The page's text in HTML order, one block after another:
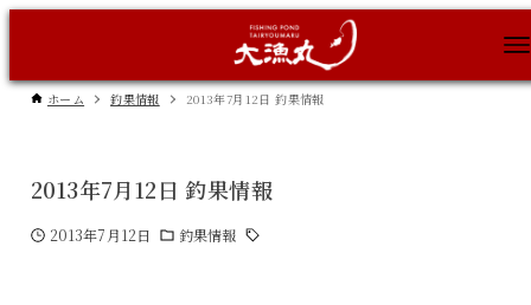
ホーム 釣果情報 2013年7月12日 釣果情報
2013年7月12日 釣果情報
2013年7月12日 釣果情報